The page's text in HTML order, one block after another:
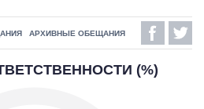
АРХИВНЫЕ ОБЕЩАНИЯ
(%)